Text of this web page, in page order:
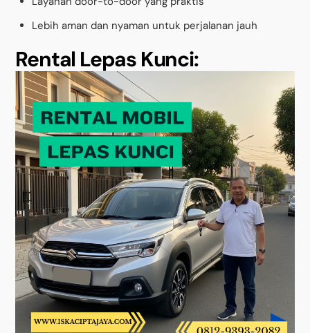
Lebih aman dan nyaman untuk perjalanan jauh
Rental Lepas Kunci: